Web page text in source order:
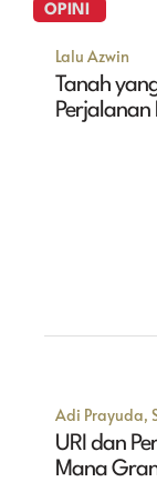
OPINI
Lalu Azwin
Tanah
Adi Prayuda,
URI dan
Mana